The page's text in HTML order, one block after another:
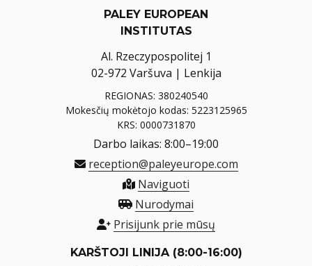
PALEY EUROPEAN
INSTITUTAS
Al. Rzeczypospolitej 1
02-972 Varšuva | Lenkija
REGIONAS: 380240540
Mokesčių mokėtojo kodas: 5223125965
KRS: 0000731870
Darbo laikas: 8:00–19:00
reception@paleyeurope.com
Naviguoti
Nurodymai
Prisijunk prie mūsų
KARŠTOJI LINIJA (8:00-16:00)